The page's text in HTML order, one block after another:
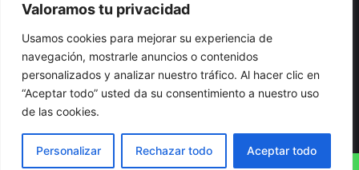
Valoramos tu privacidad
Usamos cookies para mejorar su experiencia de
navegación, mostrarle anuncios o contenidos
personalizados y analizar nuestro tráfico. Al hacer clic en
“Aceptar todo” usted da su consentimiento a nuestro uso
de las cookies.
Personalizar Rechazar todo Aceptar todo
su reproducción total o parcial, así como su traducción a cualquier
idioma sin nuestra autorización escrita.
Política de Privacidad
Términos y Condiciones
Accesibilidad